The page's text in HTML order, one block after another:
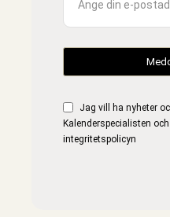
Jag vill ha nyheter
Kalenderspecialisten
integritetspolicyn